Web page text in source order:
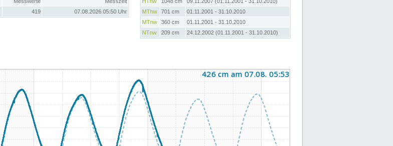
419 07.08.2026 05:50 Uhr
MThw
701 cm
01.11.2001 - 31.10.2010
MTnw
360 cm
01.11.2001 - 31.10.2010
NTnw
209 cm 24.12.2002 (01.11.2001 - 31.10.2010)